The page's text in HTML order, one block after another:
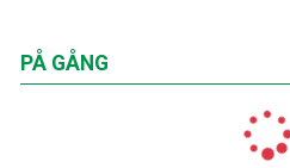
PÅ GÅNG